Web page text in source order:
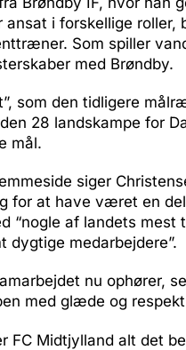
i forskellige roller,
Som spiller
med Brøndby.
som den tidligere
28 landskampe for
mål.
siger
for at have været en
“nogle af landets mest
dygtige medarbejdere”.
nu ophører,
med glæde og
FC Midtjylland alt det